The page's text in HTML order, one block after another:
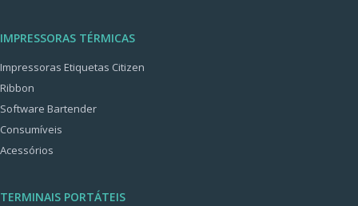
IMPRESSORAS TÉRMICAS
Impressoras Etiquetas Citizen
Ribbon
Software Bartender
Consumíveis
Acessórios
TERMINAIS PORTÁTEIS